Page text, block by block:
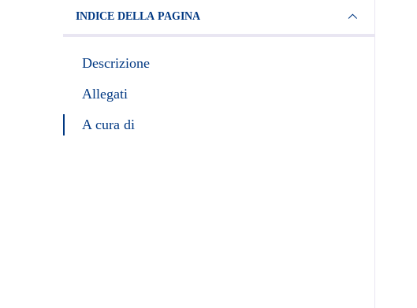
INDICE DELLA PAGINA
Descrizione
Allegati
A cura di